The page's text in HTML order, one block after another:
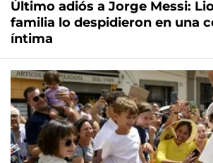
Último adiós a Jorge Messi:
familia lo despidieron en una
íntima